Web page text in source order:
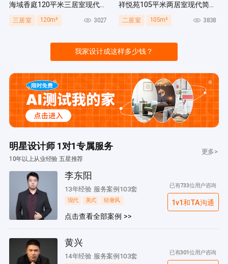
海域香庭120平米三居室现代简约风装修案例
三居室 120m² 3027
祥悦苑105平米两居室现代简约风装修案例
二居室 105m² 3838
我家设计成这样多少钱？
明星设计师 1对1专属服务
10年以上从业经验 五星推荐
更多>
李东阳
13年经验 服务案例103套
现代 美式 轻奢风
点击查看全部案例 >>
已有733位用户咨询
1v1和TA沟通
黄兴
14年经验 服务案例103套 已有301位用户咨询